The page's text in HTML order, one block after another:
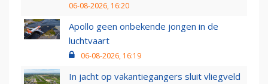
06-08-2026, 16:20
Apollo geen onbekende jongen in de
luchtvaart
06-08-2026, 16:19
In jacht op vakantiegangers sluit vliegveld